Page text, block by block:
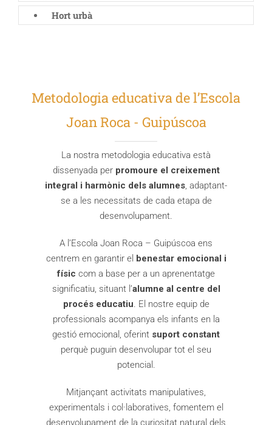
Hort urbà
Metodologia educativa de l’Escola
Joan Roca - Guipúscoa
La nostra metodologia educativa està
dissenyada per promoure el creixement
integral i harmònic dels alumnes, adaptant-
se a les necessitats de cada etapa de
desenvolupament.
A l’Escola Joan Roca – Guipúscoa ens
centrem en garantir el benestar emocional i
físic com a base per a un aprenentatge
significatiu, situant l’alumne al centre del
procés educatiu. El nostre equip de
professionals acompanya els infants en la
gestió emocional, oferint suport constant
perquè puguin desenvolupar tot el seu
potencial.
Mitjançant activitats manipulatives,
experimentals i col·laboratives, fomentem el
desenvolupament de la curiositat natural dels